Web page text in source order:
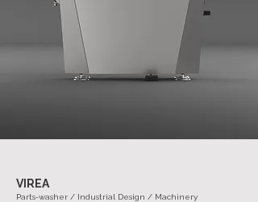
VIREA
Parts-washer / Industrial Design / Machinery